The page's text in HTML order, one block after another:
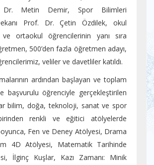
Dr. Metin Demir, Spor Bilimleri
Prof. Dr. Çetin Özdilek, okul
ortaokul öğrencilerinin yanı sıra
500’den fazla öğretmen adayı,
veliler ve davetliler katıldı.
ardından başlayan ve toplam
başvurulu öğrenciyle gerçekleştirilen
bilim, doğa, teknoloji, sanat ve spor
renkli ve eğitici atölyelerde
Fen ve Deney Atölyesi, Drama
4D Atölyesi, Matematik Tarihinde
İlginç Kuşlar, Kazı Zamanı: Minik